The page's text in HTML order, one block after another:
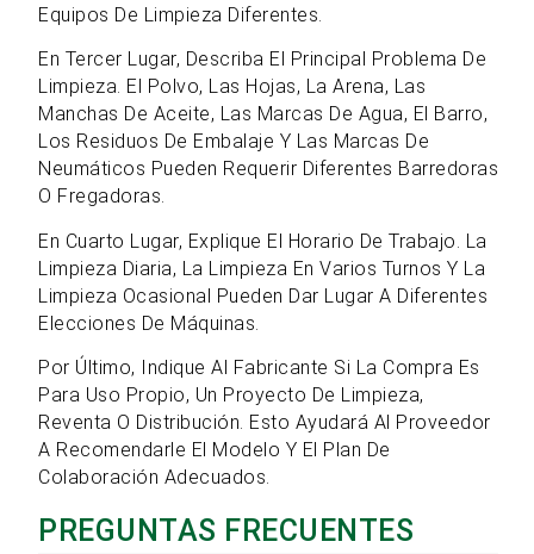
Equipos De Limpieza Diferentes.
En Tercer Lugar, Describa El Principal Problema De
Limpieza. El Polvo, Las Hojas, La Arena, Las
Manchas De Aceite, Las Marcas De Agua, El Barro,
Los Residuos De Embalaje Y Las Marcas De
Neumáticos Pueden Requerir Diferentes Barredoras
O Fregadoras.
En Cuarto Lugar, Explique El Horario De Trabajo. La
Limpieza Diaria, La Limpieza En Varios Turnos Y La
Limpieza Ocasional Pueden Dar Lugar A Diferentes
Elecciones De Máquinas.
Por Último, Indique Al Fabricante Si La Compra Es
Para Uso Propio, Un Proyecto De Limpieza,
Reventa O Distribución. Esto Ayudará Al Proveedor
A Recomendarle El Modelo Y El Plan De
Colaboración Adecuados.
PREGUNTAS FRECUENTES